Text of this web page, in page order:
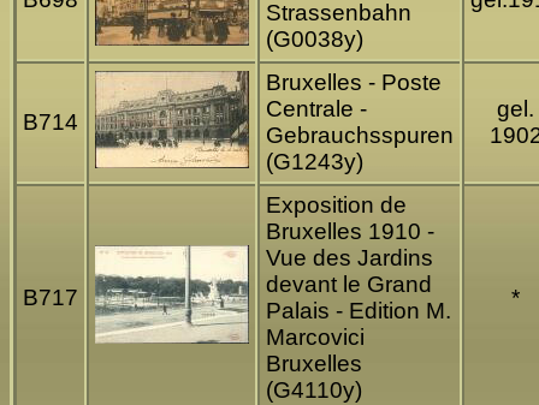
Strassenbahn
(G0038y)
B714
Bruxelles - Poste
Centrale -
Gebrauchsspuren
(G1243y)
gel.
B717
Exposition de
Bruxelles 1910 -
Vue des Jardins
devant le Grand
Palais - Edition M.
Marcovici
Bruxelles
(G4110y)
*